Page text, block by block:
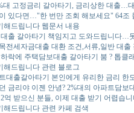
대 고정금리 갈아타기, 금리상한 대출…
있다면…"한 번만 조회 해보세요" 64조
해드립니다 웹문서 내용
출 갈아타기 책임지고 도와드립니다…
전세자금대출 대환 조건,서류,일반 대
락에 주택담보대출 갈아타기 붐 ? 톱클
해드립니다 관련 블로그
대출갈아타기 본인에게 유리한 금리 한
금리야 이젠 안녕? 2%대의 아파트담
억 받으신 분들, 이제 대출 받기 어렵습니
해드립니다 관련 카페 검색